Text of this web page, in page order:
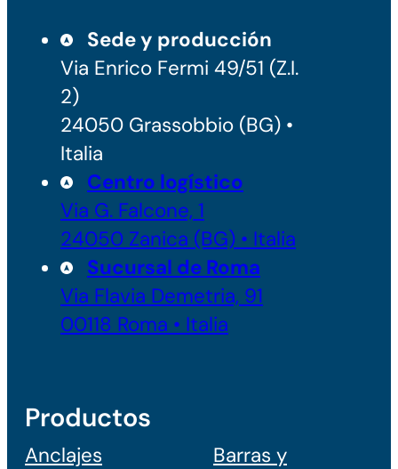
Sede y producción
Via Enrico Fermi 49/51 (Z.I.
2)
24050 Grassobbio (BG) •
Italia
Centro logístico
Via G. Falcone, 1
24050 Zanica (BG) • Italia
Sucursal de Roma
Via Flavia Demetria, 91
00118 Roma • Italia
Productos
Anclajes
Barras y